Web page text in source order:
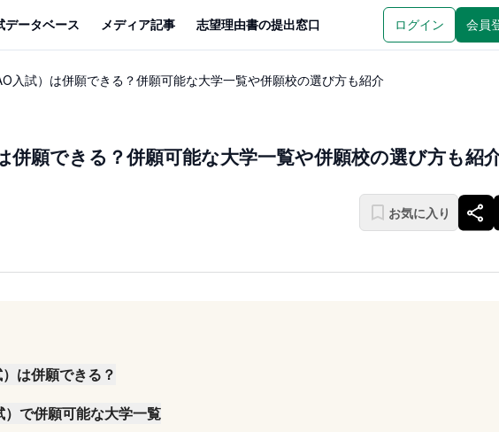
データベース メディア記事 志望理由書の提出窓口 ログイン 会員
入試）は併願できる？併願可能な大学一覧や併願校の選び方も紹介
併願できる？併願可能な大学一覧や併願校の選び方も紹
お気に入り
は併願できる？
で併願可能な大学一覧